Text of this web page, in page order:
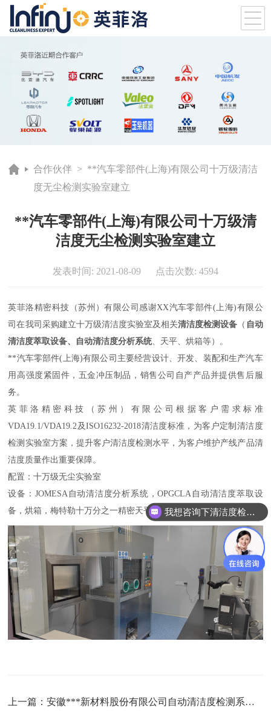
合作伙伴 > **汽车零部件(上海)有限公司十万级清洁
度无尘检测实验室建立
**汽车零部件(上海)有限公司十万级清
洁度无尘检测实验室建立
发表时间: 2021-08-09 点击次数: 4594
英菲洛精密科技（苏州）有限公司感谢XX汽车零部件(上海)有限公
司在我司采购建立十万级清洁度实验室及相关清洁度检测设备 （ 自动
清洁度萃取设备、自动清洁度分析系统、天平、烘箱等）。
**汽车零部件(上海)有限公司主要经营设计、开发、装配和生产汽车
用高强度紧固件，五金冲压制品，销售公司自产产品并提供售后服
务。
英菲洛精密科技（苏州）有限公司根据客户需求标准
VDA19.1/VDA19.2及ISO16232-2018清洁度标准，为客户定制清洁度
检测实验室方案，提升客户清洁度检测水平，为客户维护产线产品清
洁度质量作出重要保障。
配置：十万级无尘实验室
设备：JOMESA自动清洁度分析系统，OPGCLA自动清洁度萃取设
备，烘箱，梅特勒十万分之一精密天平及相关清洁度检测配件耗材。
上一篇：安徽***新材料股份有限公司自动清洁度检测系统完成交付
我想咨询下清洁度检测设备